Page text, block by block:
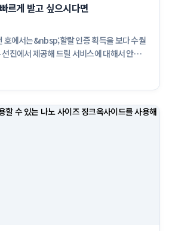
르게 받고 싶으시다면
에서는&nbsp;할랄 인증 획득을 보다 수월
진에서 제공해 드릴 서비스에 대해서 안내